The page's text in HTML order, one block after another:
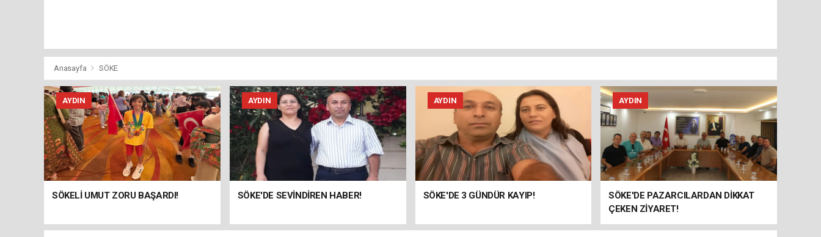
Anasayfa SÖKE
AYDIN
SÖKELİ UMUT ZORU BAŞARDI!
AYDIN
SÖKE'DE SEVİNDİREN HABER!
AYDIN
SÖKE'DE 3 GÜNDÜR KAYIP!
AYDIN
SÖKE'DE PAZARCILARDAN DİKKAT
ÇEKEN ZİYARET!